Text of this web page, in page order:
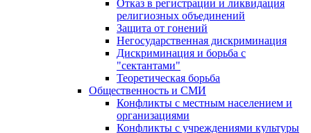
Отказ в регистрации и ликвидация
религиозных объединений
Защита от гонений
Негосударственная дискриминация
Дискриминация и борьба с
"сектантами"
Теоретическая борьба
Общественность и СМИ
Конфликты с местным населением и
организациями
Конфликты с учреждениями культуры